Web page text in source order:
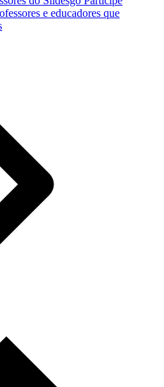
e educadores que